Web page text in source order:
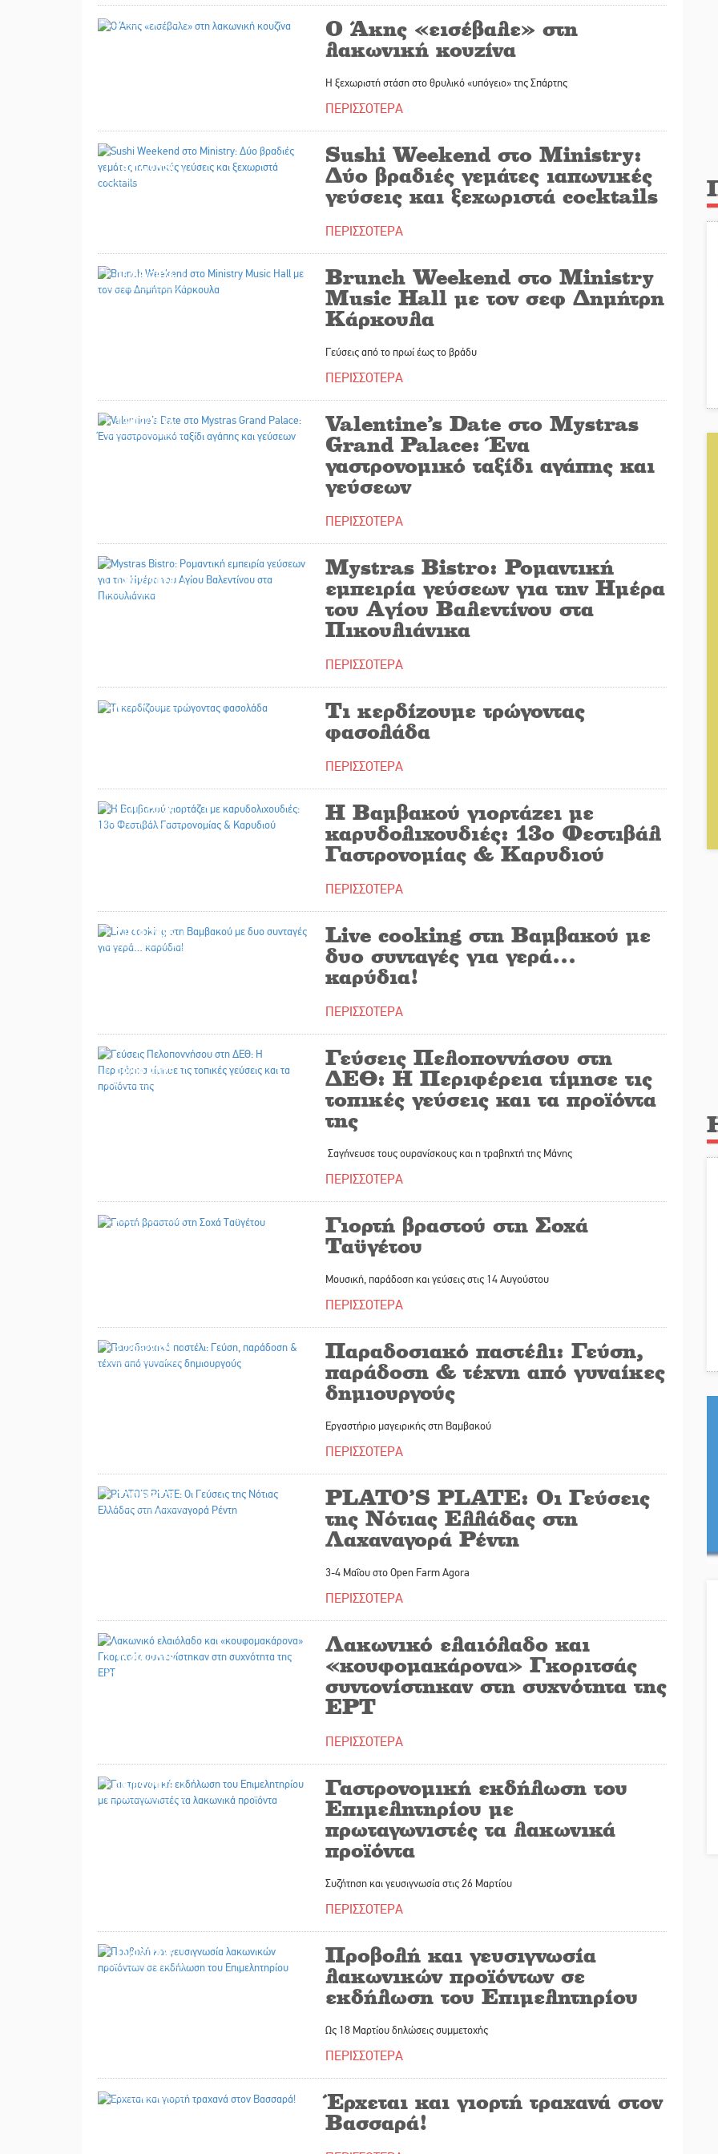
Ο Άκης «εισέβαλε» στη
λακωνική κουζίνα
Η ξεχωριστή στάση στο θρυλικό «υπόγειο» της Σπάρτης
ΠΕΡΙΣΣΟΤΕΡΑ
18/06/2026
Sushi Weekend στο Ministry:
Δύο βραδιές γεμάτες ιαπωνικές
γεύσεις και ξεχωριστά cocktails
ΠΕΡΙΣΣΟΤΕΡΑ
06/03/2026
Brunch Weekend στο Ministry
Music Hall με τον σεφ Δημήτρη
Κάρκουλα
Γεύσεις από το πρωί έως το βράδυ
ΠΕΡΙΣΣΟΤΕΡΑ
13/02/2026
Valentine’s Date στο Mystras
Grand Palace: Ένα
γαστρονομικό ταξίδι αγάπης και
γεύσεων
ΠΕΡΙΣΣΟΤΕΡΑ
12/02/2026
Mystras Bistro: Ρομαντική
εμπειρία γεύσεων για την Ημέρα
του Αγίου Βαλεντίνου στα
Πικουλιάνικα
ΠΕΡΙΣΣΟΤΕΡΑ
Τι κερδίζουμε τρώγοντας
φασολάδα
ΠΕΡΙΣΣΟΤΕΡΑ
25/10/2025
Η Βαμβακού γιορτάζει με
καρυδολιχουδιές: 13ο Φεστιβάλ
Γαστρονομίας & Καρυδιού
ΠΕΡΙΣΣΟΤΕΡΑ
21/10/2025
Live cooking στη Βαμβακού με
δυο συνταγές για γερά…
καρύδια!
ΠΕΡΙΣΣΟΤΕΡΑ
09/09/2025
Γεύσεις Πελοποννήσου στη
ΔΕΘ: Η Περιφέρεια τίμησε τις
τοπικές γεύσεις και τα προϊόντα
της
Σαγήνευσε τους ουρανίσκους και η τραβηχτή της Μάνης
ΠΕΡΙΣΣΟΤΕΡΑ
Γιορτή βραστού στη Σοχά
Ταϋγέτου
Μουσική, παράδοση και γεύσεις στις 14 Αυγούστου
ΠΕΡΙΣΣΟΤΕΡΑ
27/05/2025
Παραδοσιακό παστέλι: Γεύση,
παράδοση & τέχνη από γυναίκες
δημιουργούς
Εργαστήριο μαγειρικής στη Βαμβακού
ΠΕΡΙΣΣΟΤΕΡΑ
02/05/2025
PLATO’S PLATE: Οι Γεύσεις
της Νότιας Ελλάδας στη
Λαχαναγορά Ρέντη
3-4 Μαΐου στο Open Farm Agora
ΠΕΡΙΣΣΟΤΕΡΑ
16/04/2025
Λακωνικό ελαιόλαδο και
«κουφομακάρονα» Γκοριτσάς
συντονίστηκαν στη συχνότητα της
ΕΡΤ
ΠΕΡΙΣΣΟΤΕΡΑ
19/03/2025
Γαστρονομική εκδήλωση του
Επιμελητηρίου με
πρωταγωνιστές τα λακωνικά
προϊόντα
Συζήτηση και γευσιγνωσία στις 26 Μαρτίου
ΠΕΡΙΣΣΟΤΕΡΑ
14/03/2025
Προβολή και γευσιγνωσία
λακωνικών προϊόντων σε
εκδήλωση του Επιμελητηρίου
Ως 18 Μαρτίου δηλώσεις συμμετοχής
ΠΕΡΙΣΣΟΤΕΡΑ
Έρχεται και γιορτή τραχανά στον
Βασσαρά!